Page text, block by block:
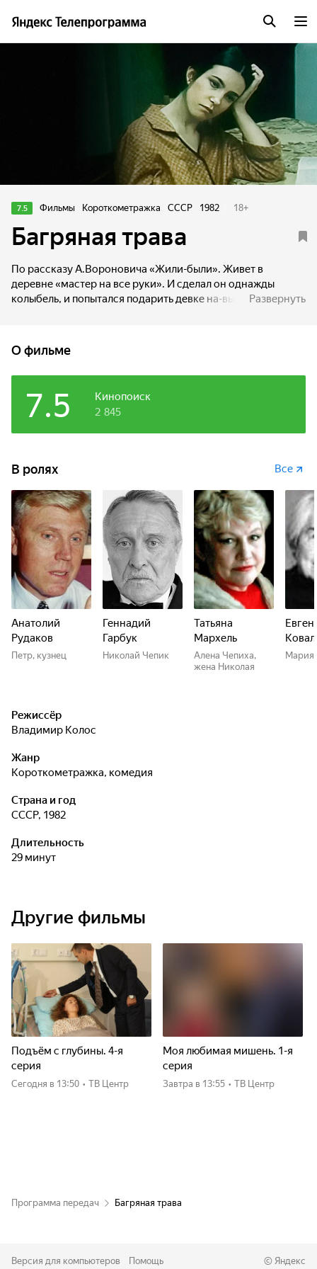
7.5 Фильмы Короткометражка СССР 1982 18+
Багряная трава
По рассказу А.Вороновича «Жили-были». Живет в
деревне «мастер на все руки». И сделал он однажды
колыбель, и попытался подарить девке на-выданье, но та
колыбели). Отвар попал не по назначению (мужу), но у
девки с кузнецом все равно все сладилось.
Развернуть
О фильме
Кинопоиск
7.5 2 845
В ролях Все
Анатолий
Рудаков
Петр, кузнец
Геннадий
Гарбук
Николай Чепик
Татьяна
Мархель
Алена Чепиха,
жена Николая
Мария,
Режиссёр
Владимир Колос
Жанр
короткометражка, комедия
Страна и год
СССР, 1982
Длительность
29 минут
Другие фильмы
Подъём с глубины. 4-я
серия
Сегодня в 13:50 • ТВ Центр
Моя любимая мишень. 1-я
серия
Завтра в 13:55 • ТВ Центр
Программа передач Багряная трава
Версия для компьютеров Помощь © Яндекс